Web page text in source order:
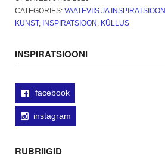
temaga
suhteid?”
CATEGORIES: VAATEVIIS JA INSPIRATSIOON
KUNST, INSPIRATSIOON , KÜLLUS
INSPIRATSIOONI
facebook
instagram
RUBRIIGID